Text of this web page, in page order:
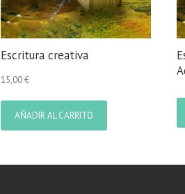
Escritura creativa
15,00€
AÑADIR AL CARRITO